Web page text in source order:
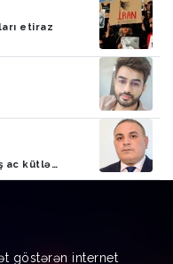
etiraz
ac kütlə…
göstərən internet